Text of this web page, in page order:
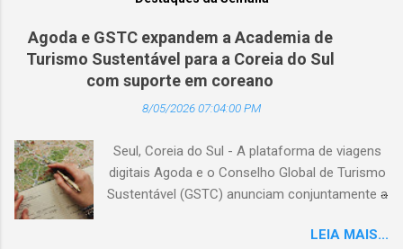
Agoda e GSTC expandem a Academia de
Turismo Sustentável para a Coreia do Sul
com suporte em coreano
8/05/2026 07:04:00 PM
Seul, Coreia do Sul - A plataforma de viagens
digitais Agoda e o Conselho Global de Turismo
Sustentável (GSTC) anunciam conjuntamente a
para a Coreia do Sul, com suporte completo
LEIA MAIS...